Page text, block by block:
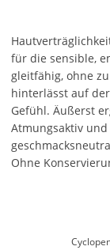
für die sensible,
gleitfähig, ohne
hinterlässt auf
Gefühl. Äußerst
Atmungsaktiv
Ohne